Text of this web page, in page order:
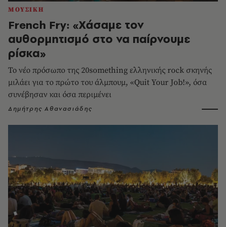
ΜΟΥΣΙΚΗ
French Fry: «Χάσαμε τον
αυθορμητισμό στο να παίρνουμε
ρίσκα»
Το νέο πρόσωπο της 20something ελληνικής rock σκηνής
μιλάει για το πρώτο του άλμπουμ, «Quit Your Job!», όσα
συνέβησαν και όσα περιμένει
Δημήτρης Αθανασιάδης